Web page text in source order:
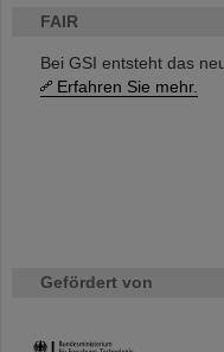
FAIR
Bei GSI entsteht das
Erfahren Sie mehr.
Gefördert von
HMWK